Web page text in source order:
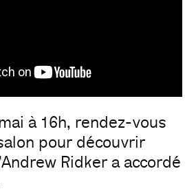
à 16h, rendez-vous
pour découvrir
Ridker a accordé